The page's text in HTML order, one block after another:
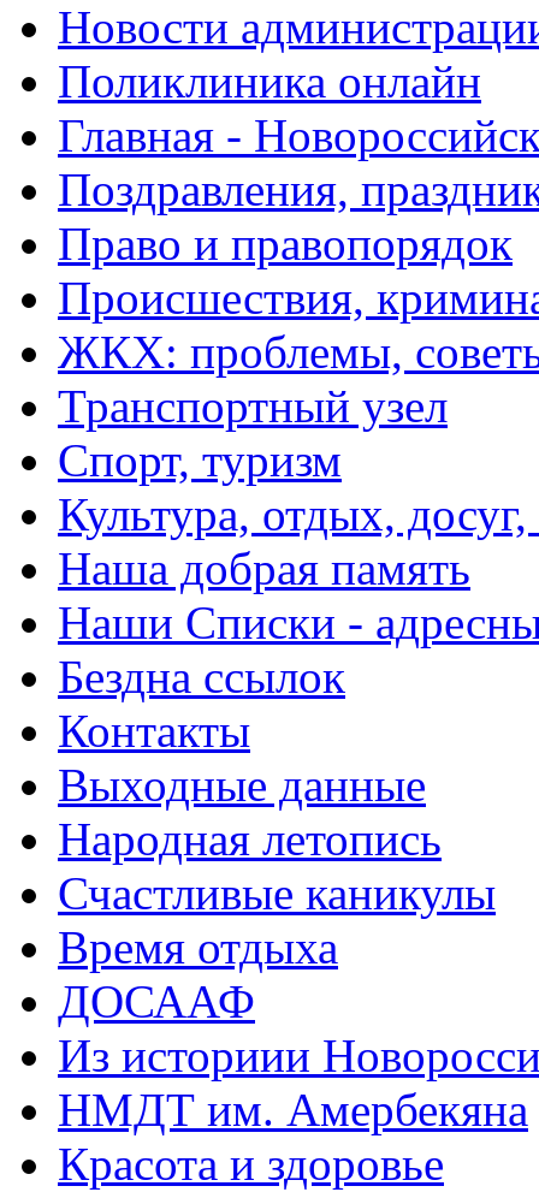
Новости
Поликлиника онлайн
Главная -
Поздравления,
Право и правопорядок
Происшествия,
ЖКХ: проблемы,
Транспортный узел
Спорт, туризм
Культура, отдых,
Наша добрая память
Наши Списки -
Бездна ссылок
Контакты
Выходные данные
Народная летопись
Счастливые каникулы
Время отдыха
ДОСААФ
Из историии
НМДТ им. Амербекяна
Красота и здоровье